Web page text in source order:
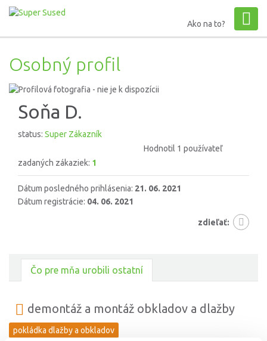
Ako na to?
Osobný profil
Soňa D.
status: Super Zákazník
Hodnotil 1 používateľ
zadaných zákaziek: 1
Dátum posledného prihlásenia: 21. 06. 2021
Dátum registrácie: 04. 06. 2021
zdieľať:
Čo pre mňa urobili ostatní
demontáž a montáž obkladov a dlažby
pokládka dlažby a obkladov